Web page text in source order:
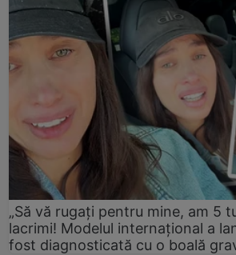
„Să vă rugați pentru mine, am 5
lacrimi! Modelul internațional a
fost diagnosticată cu o boală